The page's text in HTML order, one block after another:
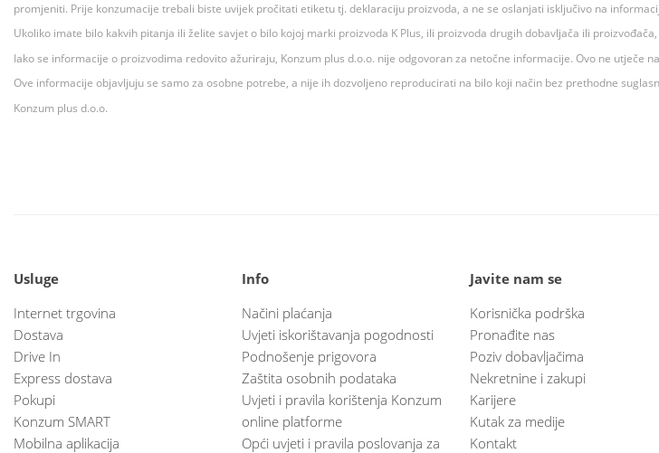
promjeniti. Prije konzumacije trebali biste uvijek pročitati etiketu tj. deklaraciju proizvoda, a ne se oslanjati isključivo na
Ukoliko imate bilo kakvih pitanja ili želite savjet o bilo kojoj marki proizvoda K Plus, ili proizvoda drugih dobavljača ili
Iako se informacije o proizvodima redovito ažuriraju, Konzum plus d.o.o. nije odgovoran za netočne informacije. Ovo ne utječe
Ove informacije objavljuju se samo za osobne potrebe, a nije ih dozvoljeno reproducirati na bilo koji način bez prethodne
Konzum plus d.o.o.
Usluge
Internet trgovina
Dostava
Drive In
Express dostava
Pokupi
Konzum SMART
Mobilna aplikacija
Info
Načini plaćanja
Uvjeti iskorištavanja pogodnosti
Podnošenje prigovora
Zaštita osobnih podataka
Uvjeti i pravila korištenja Konzum
online platforme
Opći uvjeti i pravila poslovanja za
Javite nam se
Korisnička podrška
Pronađite nas
Poziv dobavljačima
Nekretnine i zakupi
Karijere
Kutak za medije
Kontakt